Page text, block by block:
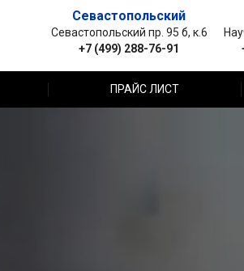
Севастопольский
Севастопольский пр. 95 б, к.6
+7 (499) 288-76-91
ПРАЙС ЛИСТ